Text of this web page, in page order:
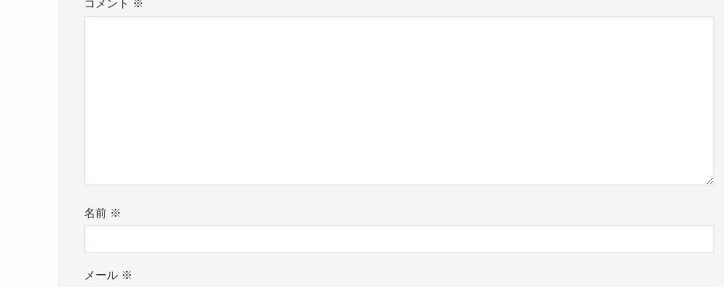
コメント ※
名前 ※
メール ※